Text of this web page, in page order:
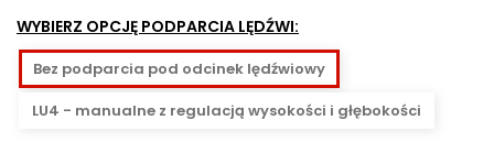
WYBIERZ OPCJĘ PODPARCIA LĘDŹWI:
Bez podparcia pod odcinek lędźwiowy
LU4 - manualne z regulacją wysokości i głębokości